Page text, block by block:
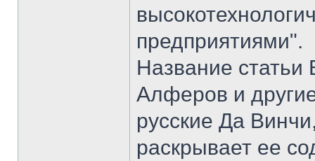
предприятиями".
Название статьи
Алферов и
русские Да
раскрывает ее